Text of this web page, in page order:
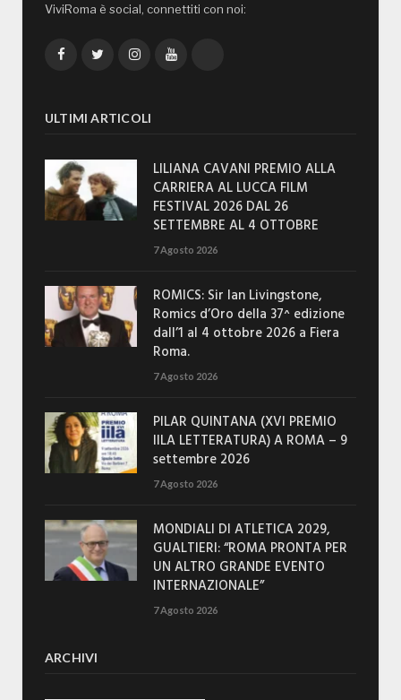
ViviRoma è social, connettiti con noi:
FacebookTwitterInstagramYouTube
ULTIMI ARTICOLI
LILIANA CAVANI PREMIO ALLA
CARRIERA AL LUCCA FILM
FESTIVAL 2026 DAL 26
SETTEMBRE AL 4 OTTOBRE
7 Agosto 2026
ROMICS: Sir Ian Livingstone,
Romics d’Oro della 37^ edizione
dall’1 al 4 ottobre 2026 a Fiera
Roma.
7 Agosto 2026
PILAR QUINTANA (XVI PREMIO
IILA LETTERATURA) A ROMA – 9
settembre 2026
7 Agosto 2026
MONDIALI DI ATLETICA 2029,
GUALTIERI: “ROMA PRONTA PER
UN ALTRO GRANDE EVENTO
INTERNAZIONALE”
7 Agosto 2026
ARCHIVI